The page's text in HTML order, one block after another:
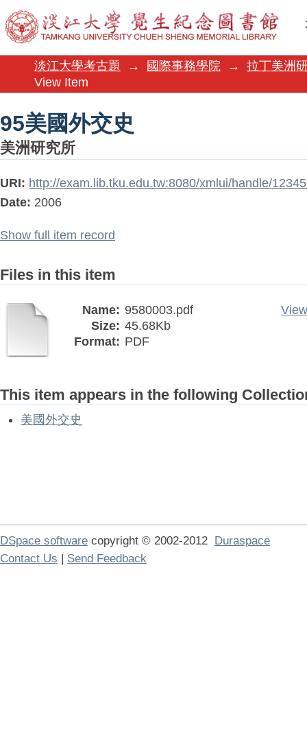
95美國外交史
淡江大學考古題 → 國際事務學院 →
拉丁美洲
View Item
95美國外交史
美洲研究所
URI: http://exam.lib.tku.edu.tw:8080/xmlui/handle/
Date: 2006
Show full item record
Files in this item
Name: 9580003.pdf
Size: 45.68Kb
Format: PDF
This item appears in the following
美國外交史
DSpace software copyright © 2002-2012 Duraspace
Contact Us | Send Feedback